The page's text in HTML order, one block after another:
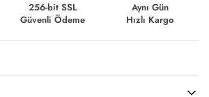
256-bit SSL
Güvenli Ödeme
Aynı Gün
Hızlı Kargo